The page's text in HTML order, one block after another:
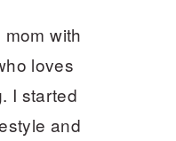
with
loves
I started
and